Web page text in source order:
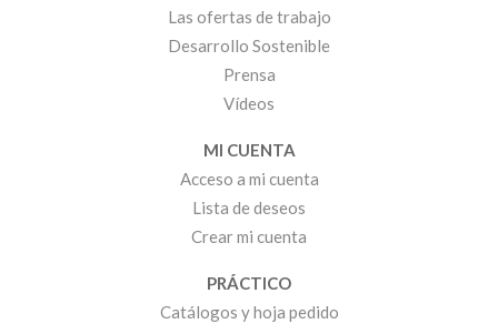
Las ofertas de trabajo
Desarrollo Sostenible
Prensa
Vídeos
MI CUENTA
Acceso a mi cuenta
Lista de deseos
Crear mi cuenta
PRÁCTICO
Catálogos y hoja pedido